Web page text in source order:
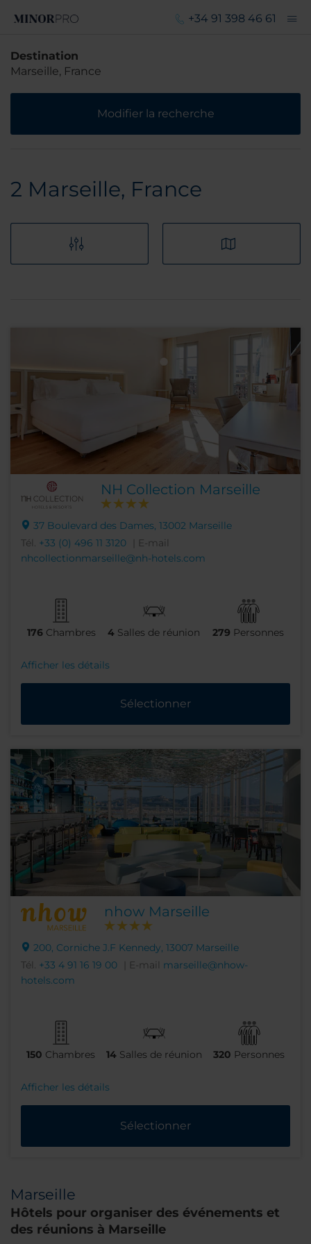
+34 91 398 46 61
Destination
Marseille, France
Modifier la recherche
2 Marseille, France
NH Collection Marseille
37 Boulevard des Dames, 13002 Marseille
Tél. +33 (0) 496 11 3120
| E-mail
nhcollectionmarseille@nh-hotels.com
176 Chambres 4 Salles de réunion 279 Personnes
Afficher les détails
Sélectionner
nhow Marseille
200, Corniche J.F Kennedy, 13007 Marseille
Tél. +33 4 91 16 19 00 | E-mail marseille@nhow-
hotels.com
150 Chambres 14 Salles de réunion 320 Personnes
Afficher les détails
Sélectionner
Marseille
Hôtels pour organiser des événements et
des réunions à Marseille